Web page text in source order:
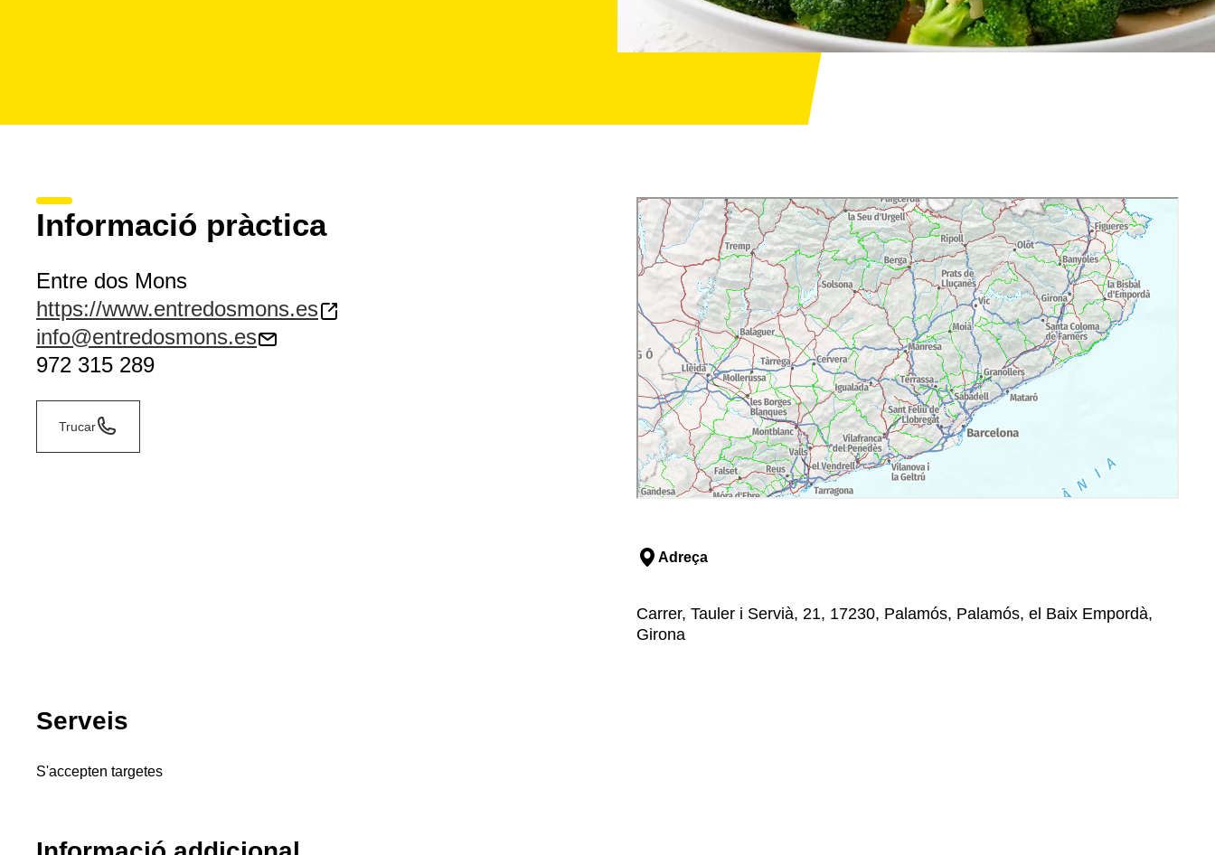
Informació pràctica
Entre dos Mons
https://www.entredosmons.es
info@entredosmons.es
972 315 289
Trucar
Adreça
Carrer, Tauler i Servià, 21, 17230, Palamós, Palamós, el Baix Empordà,
Girona
Serveis
S'accepten targetes